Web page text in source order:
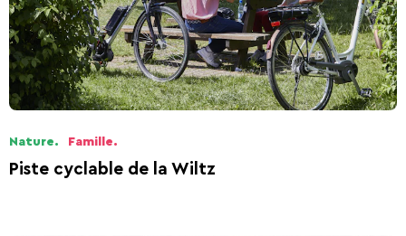
Nature. Famille.
Piste cyclable de la Wiltz